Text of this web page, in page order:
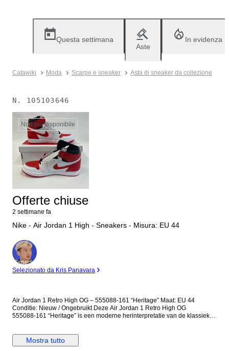
Questa settimana
Aste
In evidenza
Catawiki Moda Scarpe e sneaker Asta di sneaker da collezione
N. 105103646
Non più disponibile
Offerte chiuse
2 settimane fa
Nike - Air Jordan 1 High - Sneakers - Misura: EU 44
Esperto
Selezionato da Kris Panavara
Air Jordan 1 Retro High OG – 555088‑161 “Heritage” Maat: EU 44
Conditie: Nieuw / Ongebruikt Deze Air Jordan 1 Retro High OG
555088‑161 “Heritage” is een moderne herinterpretatie van de klassieke
zwarte accenten. Het iconische Wings-logo en de bekende Swoosh
maken het geheel af — perfect voor fans van iconische sneakers én
Mostra tutto